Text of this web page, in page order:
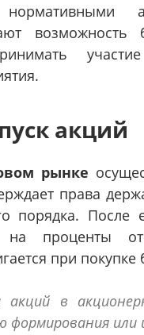
нормативными
возможность
акций
рынке
права
порядка. После
на проценты
при
акций в
формирования или